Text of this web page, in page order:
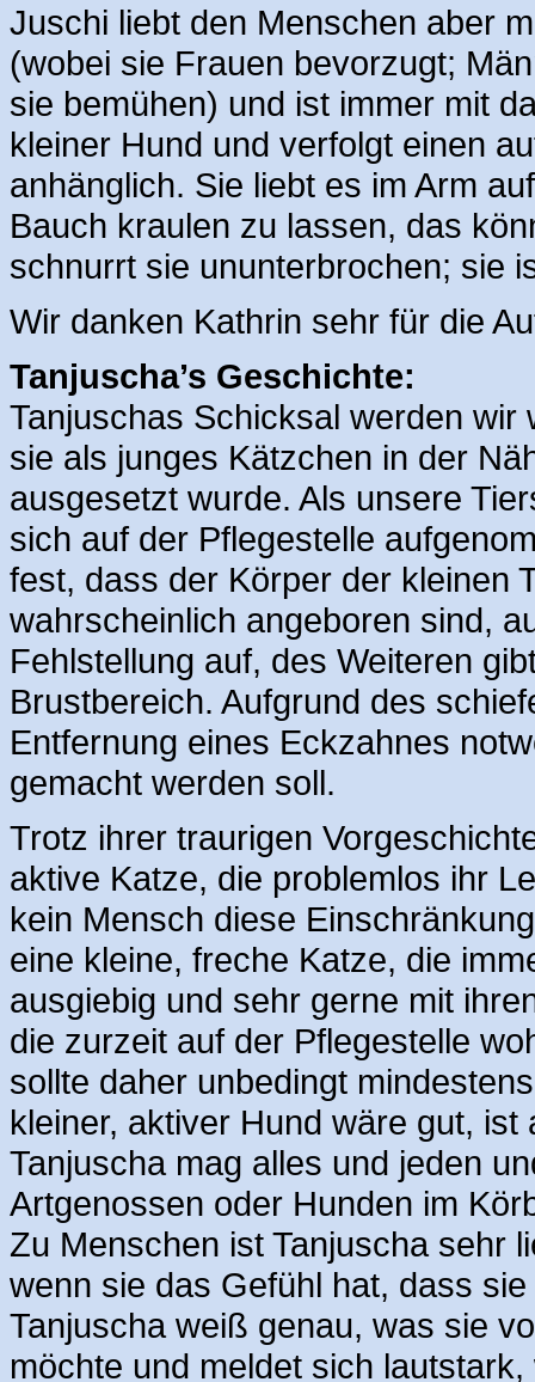
Juschi liebt den Menschen aber
(wobei sie Frauen bevorzugt;
sie bemühen) und ist immer mit
kleiner Hund und verfolgt einen
anhänglich. Sie liebt es im Arm
Bauch kraulen zu lassen, das
schnurrt sie ununterbrochen; sie
Wir danken Kathrin sehr für die
Tanjuscha’s Geschichte:
Tanjuschas Schicksal werden
sie als junges Kätzchen in der
ausgesetzt wurde. Als unsere
sich auf der Pflegestelle
fest, dass der Körper der kleinen
wahrscheinlich angeboren sind,
Fehlstellung auf, des Weiteren
Brustbereich. Aufgrund des
Entfernung eines Eckzahnes
gemacht werden soll.
Trotz ihrer traurigen
aktive Katze, die problemlos ihr
kein Mensch diese
eine kleine, freche Katze, die
ausgiebig und sehr gerne mit
die zurzeit auf der Pflegestelle
sollte daher unbedingt
kleiner, aktiver Hund wäre gut,
Tanjuscha mag alles und jeden
Artgenossen oder Hunden im
Zu Menschen ist Tanjuscha sehr
wenn sie das Gefühl hat, dass
Tanjuscha weiß genau, was sie
möchte und meldet sich